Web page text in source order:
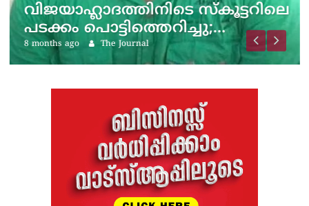
വിജയാഹ്ലാദത്തിനിടെ സ്കൂട്ടറിലെ
പടക്കം പൊട്ടിത്തെറിച്ചു;…
8 months ago The Journal